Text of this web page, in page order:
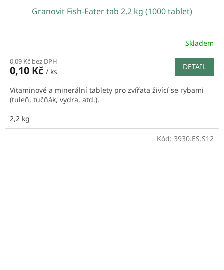
Granovit Fish-Eater tab 2,2 kg (1000 tablet)
Skladem
0,09 Kč bez DPH
0,10 Kč / ks
DETAIL
Vitaminové a minerální tablety pro zvířata živící se rybami
(tuleň, tučňák, vydra, atd.).
2,2 kg
Kód: 3930.ES.S12